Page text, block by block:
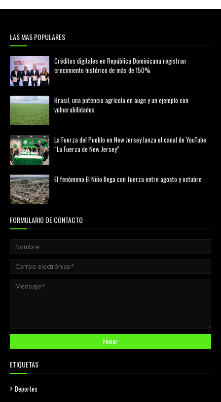
LAS MAS POPULARES
Créditos digitales en República Dominicana registran
crecimiento histórico de más de 150%
Brasil, una potencia agrícola en auge y un ejemplo con
vulnerabilidades
La Fuerza del Pueblo en New Jersey lanza el canal de YouTube
“La Fuerza de New Jersey”
El fenómeno El Niño llega con fuerza entre agosto y octubre
FORMULARIO DE CONTACTO
ETIQUETAS
Deportes